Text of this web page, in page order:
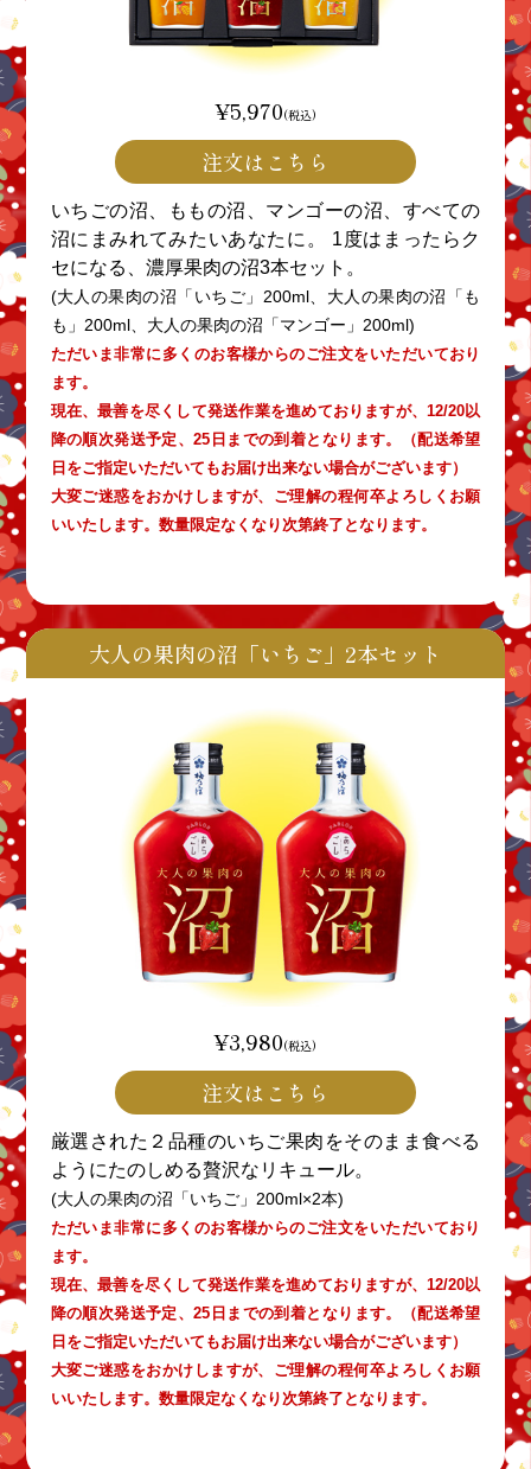
¥5,970(税込)
注文はこちら
いちごの沼、ももの沼、マンゴーの沼、すべての
沼にまみれてみたいあなたに。 1度はまったらク
セになる、濃厚果肉の沼3本セット。
(大人の果肉の沼「いちご」200ml、大人の果肉の沼「も
も」200ml、大人の果肉の沼「マンゴー」200ml)
ただいま非常に多くのお客様からのご注文をいただいており
ます。
現在、最善を尽くして発送作業を進めておりますが、12/20以
降の順次発送予定、25日までの到着となります。（配送希望
日をご指定いただいてもお届け出来ない場合がございます）
大変ご迷惑をおかけしますが、ご理解の程何卒よろしくお願
いいたします。数量限定なくなり次第終了となります。
大人の果肉の沼「いちご」2本セット
¥3,980(税込)
注文はこちら
厳選された２品種のいちご果肉をそのまま食べる
ようにたのしめる贅沢なリキュール。
(大人の果肉の沼「いちご」200ml×2本)
ただいま非常に多くのお客様からのご注文をいただいており
ます。
現在、最善を尽くして発送作業を進めておりますが、12/20以
降の順次発送予定、25日までの到着となります。（配送希望
日をご指定いただいてもお届け出来ない場合がございます）
大変ご迷惑をおかけしますが、ご理解の程何卒よろしくお願
いいたします。数量限定なくなり次第終了となります。